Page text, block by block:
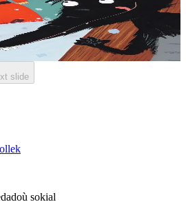
bleiz o c’hedal a-dreñv ur wezenn, e
ouzh e feskennoù blevek. Naon en
slide
sokial